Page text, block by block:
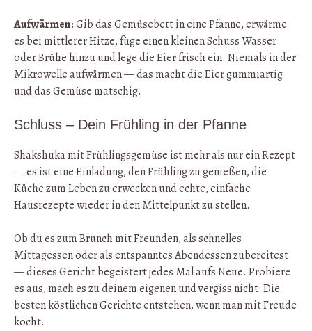
Aufwärmen:Gib das Gemüsebett in eine Pfanne, erwärme
es bei mittlerer Hitze, füge einen kleinen Schuss Wasser
oder Brühe hinzu und lege die Eier frisch ein. Niemals in der
Mikrowelle aufwärmen — das macht die Eier gummiartig
und das Gemüse matschig.
Schluss – Dein Frühling in der Pfanne
Shakshuka mit Frühlingsgemüse ist mehr als nur ein Rezept
— es ist eine Einladung, den Frühling zu genießen, die
Küche zum Leben zu erwecken und echte, einfache
Hausrezepte wieder in den Mittelpunkt zu stellen.
Ob du es zum Brunch mit Freunden, als schnelles
Mittagessen oder als entspanntes Abendessen zubereitest
— dieses Gericht begeistert jedes Mal aufs Neue. Probiere
es aus, mach es zu deinem eigenen und vergiss nicht: Die
besten köstlichen Gerichte entstehen, wenn man mit Freude
kocht.